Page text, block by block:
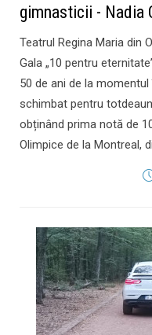
gimnasticii - Nadia
Teatrul Regina Maria din
Gala „10 pentru
50 de ani de la
schimbat pentru
obținând prima notă de
Olimpice de la Montreal,